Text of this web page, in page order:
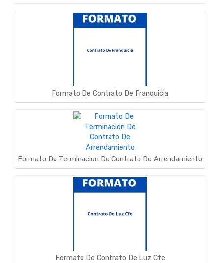
Formato De Contrato De Franquicia
Formato De Terminacion De Contrato De Arrendamiento
Formato De Contrato De Luz Cfe